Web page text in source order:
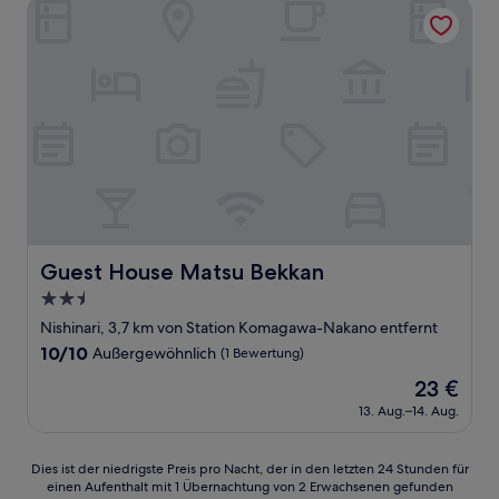
Guest House Matsu Bekkan
Guest House Matsu Bekkan
2.5-
Sterne-
Unterkunft
Nishinari, 3,7 km von Station Komagawa-Nakano entfernt
10.0
10/10 Außergewöhnlich (1 Bewertung)
Der
Preis
beträgt
23 €
13. Aug.–14. Aug.
Dies
Dies ist der niedrigste Preis pro Nacht, der in den letzten 24 Stunden für
einen Aufenthalt mit 1 Übernachtung von 2 Erwachsenen gefunden